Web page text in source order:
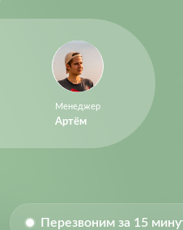
Менеджер
Артём
Перезвоним за 15